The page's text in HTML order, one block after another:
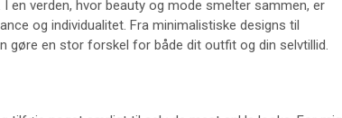
verden, hvor beauty og mode smelter sammen, er
og individualitet. Fra minimalistiske designs til
gøre en stor forskel for både dit outfit og din selvtillid.